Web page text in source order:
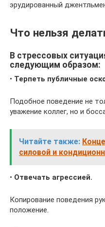
эрудированный
Что нельзя
В стрессовых
следующим образом:
• Терпеть публичные
Подобное поведение не
уважение коллег, но и
Читайте также:
силовой и
• Отвечать агрессией.
Копирование поведения
положение.